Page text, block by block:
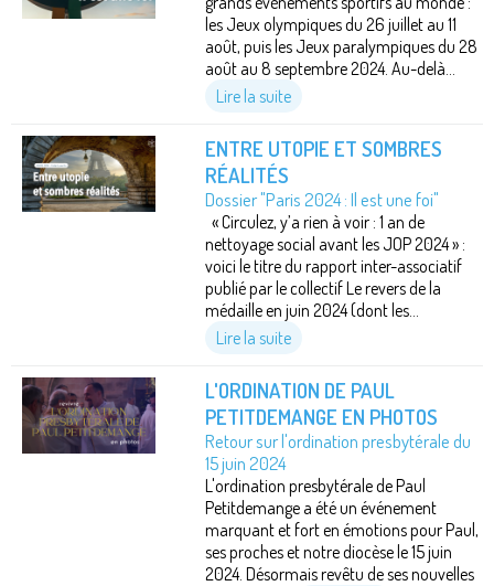
les Jeux olympiques du 26 juillet au 11
août, puis les Jeux paralympiques du 28
août au 8 septembre 2024. Au-delà...
Lire la suite
ENTRE UTOPIE ET SOMBRES
RÉALITÉS
Dossier "Paris 2024 : Il est une foi"
« Circulez, y’a rien à voir : 1 an de
nettoyage social avant les JOP 2024 » :
voici le titre du rapport inter-associatif
publié par le collectif Le revers de la
médaille en juin 2024 (dont les...
Lire la suite
L'ORDINATION DE PAUL
PETITDEMANGE EN PHOTOS
Retour sur l'ordination presbytérale du
15 juin 2024
L'ordination presbytérale de Paul
Petitdemange a été un événement
marquant et fort en émotions pour Paul,
ses proches et notre diocèse le 15 juin
2024. Désormais revêtu de ses nouvelles